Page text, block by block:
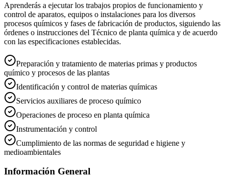
Aprenderás a ejecutar los trabajos propios de funcionamiento y
control de aparatos, equipos o instalaciones para los diversos
procesos químicos y fases de fabricación de productos, siguiendo las
órdenes o instrucciones del Técnico de planta química y de acuerdo
con las especificaciones establecidas.
Preparación y tratamiento de materias primas y productos
químico y procesos de las plantas
Identificación y control de materias químicas
Servicios auxiliares de proceso químico
Operaciones de proceso en planta química
Instrumentación y control
Cumplimiento de las normas de seguridad e higiene y
medioambientales
Información General